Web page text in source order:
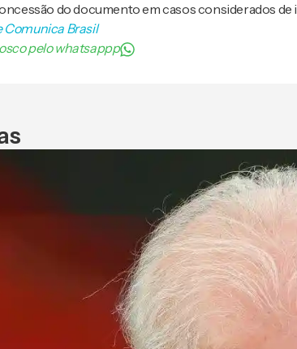
do documento em casos considerados
Comunica Brasil
pelo whatsappp